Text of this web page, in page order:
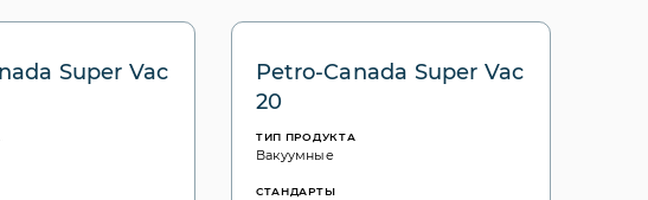
Super Vac
Petro-Canada Super Vac
20
ТИП ПРОДУКТА
Вакуумные
СТАНДАРТЫ